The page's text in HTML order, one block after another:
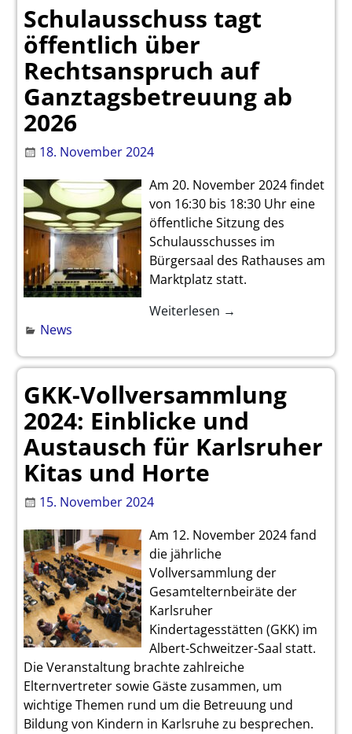
Schulausschuss tagt
öffentlich über
Rechtsanspruch auf
Ganztagsbetreuung ab
2026
18. November 2024
Am 20. November 2024 findet
von 16:30 bis 18:30 Uhr eine
öffentliche Sitzung des
Schulausschusses im
Bürgersaal des Rathauses am
Marktplatz statt.
Weiterlesen →
News
GKK-Vollversammlung
2024: Einblicke und
Austausch für Karlsruher
Kitas und Horte
15. November 2024
Am 12. November 2024 fand
die jährliche
Vollversammlung der
Gesamtelternbeiräte der
Karlsruher
Kindertagesstätten (GKK) im
Albert-Schweitzer-Saal statt.
Die Veranstaltung brachte zahlreiche
Elternvertreter sowie Gäste zusammen, um
wichtige Themen rund um die Betreuung und
Bildung von Kindern in Karlsruhe zu besprechen.